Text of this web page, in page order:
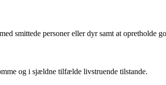
smittede personer eller dyr samt at opretholde
og i sjældne tilfælde livstruende tilstande.